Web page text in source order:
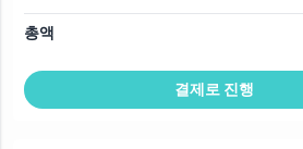
총액
결제로 진행